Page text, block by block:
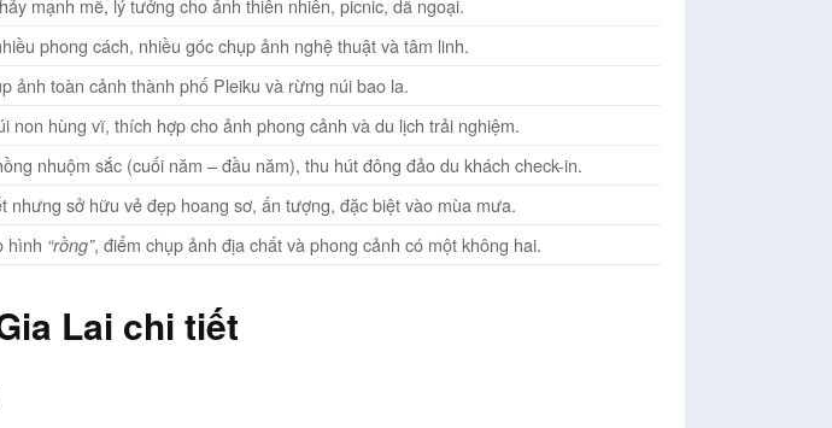
mạnh mẽ, lý tưởng cho ảnh thiên nhiên, picnic, dã ngoại.
phong cách, nhiều góc chụp ảnh nghệ thuật và tâm linh.
ảnh toàn cảnh thành phố Pleiku và rừng núi bao la.
non hùng vĩ, thích hợp cho ảnh phong cảnh và du lịch trải nghiệm.
nhuộm sắc (cuối năm – đầu năm), thu hút đông đảo du khách check-in.
nhưng sở hữu vẻ đẹp hoang sơ, ấn tượng, đặc biệt vào mùa mưa.
hình “rồng”, điểm chụp ảnh địa chất và phong cảnh có một không hai.
Lai chi tiết